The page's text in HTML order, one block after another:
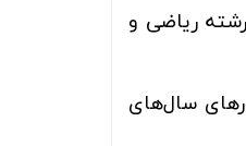
ریاضی و
سال‌های